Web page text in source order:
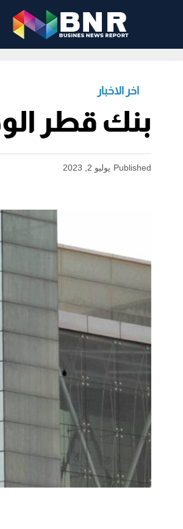
اخر الاخبار
بنك قطر
Published يوليو 2, 2023